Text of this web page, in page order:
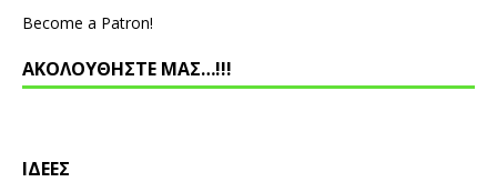
Become a Patron!
ΑΚΟΛΟΥΘΗΣΤΕ ΜΑΣ…!!!
ΙΔΕΕΣ